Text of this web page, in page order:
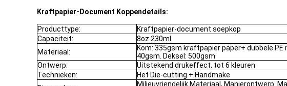
Kraftpapier-Document Koppendetails:
Producttype:
Kraftpapier-document soepkop
Capaciteit:
8oz 230ml
Materiaal:
Kom: 335gsm kraftpapier paper+ dubbele PE
40gsm. Deksel: 500gsm
Ontwerp:
Uitstekend drukeffect, tot 6 kleuren
Technieken:
Het Die-cutting + Handmake
Milieuvriendelijk Materiaal, Manierontwerp.